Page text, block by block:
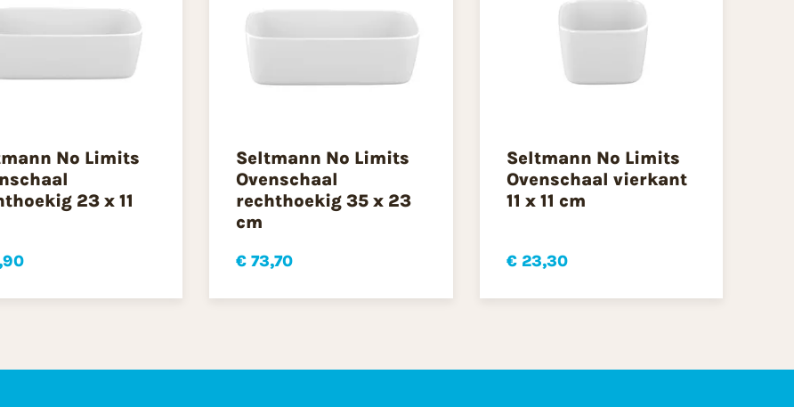
No Limits
23 x 11
Seltmann No Limits
Ovenschaal
rechthoekig 35 x 23
cm
€ 73,70
Seltmann No Limits
Ovenschaal vierkant
11 x 11 cm
€ 23,30